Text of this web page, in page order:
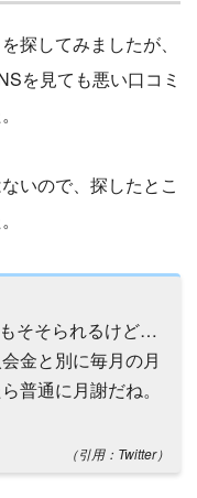
探してみましたが、
を見ても悪い口コミ
いので、探したとこ
そそられるけど…
金と別に毎月の月
普通に月謝だね。
（引用：Twitter）